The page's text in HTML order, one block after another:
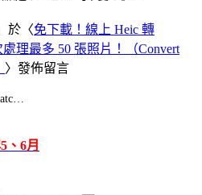
於〈免下載！線上 Heic 轉
理最多 50 張照片！（Convert
〉發佈留言
、6月